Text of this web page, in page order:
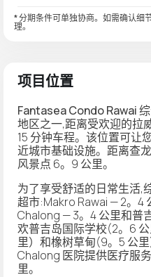
* 分期条件可单独协商。如需确认细
理。
项目位置
Fantasea Condo Rawai
地区之一,距离受欢迎的拉
15 分钟车程。该位置可让
近城市基础设施。距离查
风景点 6。9 公里。
为了享受舒适的日常生活,
超市:Makro Rawai — 2。4
Chalong — 3。4 公里和普
欢普吉岛国际学校(2。6
里）和橡树草甸(9。5 公
Chalong 医院提供医疗服
里。